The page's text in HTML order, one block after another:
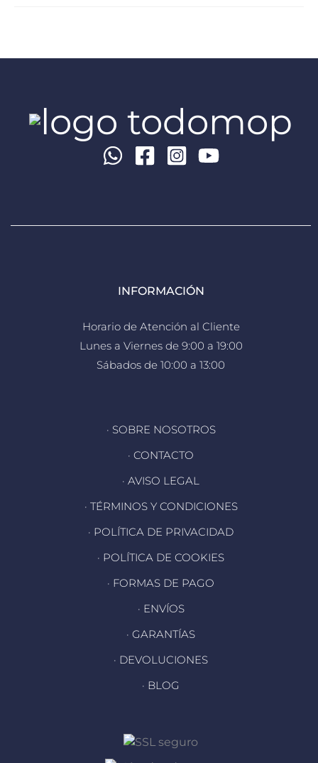
INFORMACIÓN
Horario de Atención al Cliente
Lunes a Viernes de 9:00 a 19:00
Sábados de 10:00 a 13:00
· SOBRE NOSOTROS
· CONTACTO
· AVISO LEGAL
· TÉRMINOS Y CONDICIONES
· POLÍTICA DE PRIVACIDAD
· POLÍTICA DE COOKIES
· FORMAS DE PAGO
· ENVÍOS
· GARANTÍAS
· DEVOLUCIONES
· BLOG